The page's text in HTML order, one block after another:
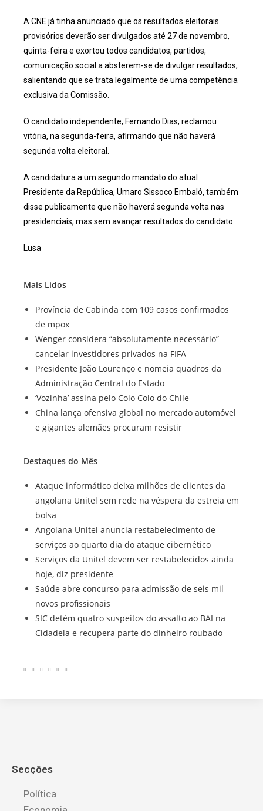
A CNE já tinha anunciado que os resultados eleitorais
provisórios deverão ser divulgados até 27 de novembro,
quinta-feira e exortou todos candidatos, partidos,
comunicação social a absterem-se de divulgar resultados,
salientando que se trata legalmente de uma competência
exclusiva da Comissão.
O candidato independente, Fernando Dias, reclamou
vitória, na segunda-feira, afirmando que não haverá
segunda volta eleitoral.
A candidatura a um segundo mandato do atual
Presidente da República, Umaro Sissoco Embaló, também
disse publicamente que não haverá segunda volta nas
presidenciais, mas sem avançar resultados do candidato.
Lusa
Mais Lidos
Província de Cabinda com 109 casos confirmados
de mpox
Wenger considera “absolutamente necessário”
cancelar investidores privados na FIFA
Presidente João Lourenço e nomeia quadros da
Administração Central do Estado
‘Vozinha’ assina pelo Colo Colo do Chile
China lança ofensiva global no mercado automóvel
e gigantes alemães procuram resistir
Destaques do Mês
Ataque informático deixa milhões de clientes da
angolana Unitel sem rede na véspera da estreia em
bolsa
Angolana Unitel anuncia restabelecimento de
serviços ao quarto dia do ataque cibernético
Serviços da Unitel devem ser restabelecidos ainda
hoje, diz presidente
Saúde abre concurso para admissão de seis mil
novos profissionais
SIC detém quatro suspeitos do assalto ao BAI na
Cidadela e recupera parte do dinheiro roubado
Secções
Política